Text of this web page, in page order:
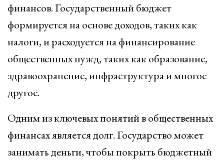
финансов. Государственный бюджет
формируется на основе доходов, таких как
налоги, и расходуется на финансирование
общественных нужд, таких как образование,
здравоохранение, инфраструктура и многое
другое.
Одним из ключевых понятий в общественных
финансах является долг. Государство может
занимать деньги, чтобы покрыть бюджетный